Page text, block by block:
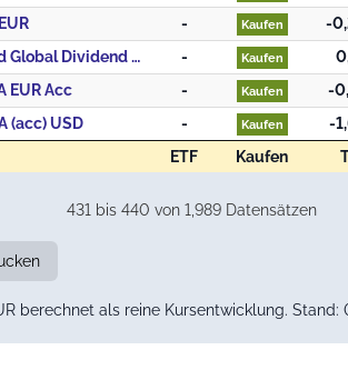
ETF Kaufen
- Kaufen -
438. Schroder International Selection Fund Global Dividend Maximiser A Accumulation USD
- Kaufen
EUR Acc
- Kaufen -
(acc) USD
- Kaufen -
ETF Kaufen
431 bis 440 von 1,989 Datensätzen
berechnet als reine Kursentwicklung. Stand: